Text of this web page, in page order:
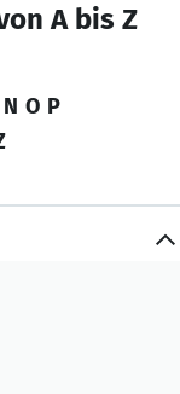
A bis Z
N O P